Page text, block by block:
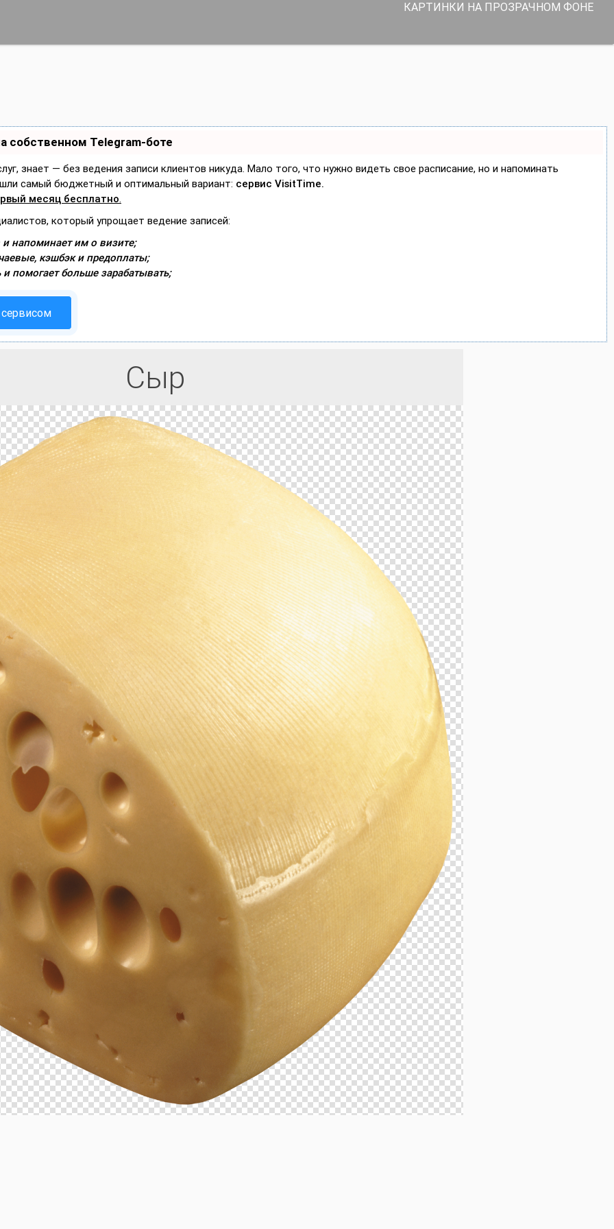
КАРТИНКИ НА ПРОЗРАЧНОМ ФОНЕ
собственном Telegram-боте
знает — без ведения записи клиентов никуда. Мало того, что нужно видеть свое расписание, но и напоминать
самый бюджетный и оптимальный вариант: сервис VisitTime.
месяц бесплатно.
который упрощает ведение записей:
напоминает им о визите;
кэшбэк и предоплаты;
помогает больше зарабатывать;
Сыр